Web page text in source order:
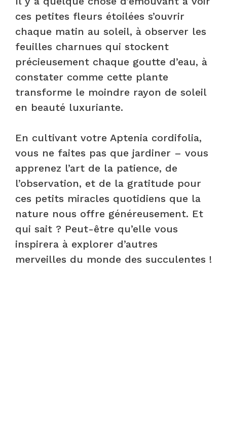
ces petites fleurs étoilées s’ouvrir
chaque matin au soleil, à observer les
feuilles charnues qui stockent
précieusement chaque goutte d’eau, à
constater comme cette plante
transforme le moindre rayon de soleil
en beauté luxuriante.
En cultivant votre Aptenia cordifolia,
vous ne faites pas que jardiner – vous
apprenez l’art de la patience, de
l’observation, et de la gratitude pour
ces petits miracles quotidiens que la
nature nous offre généreusement. Et
qui sait ? Peut-être qu’elle vous
inspirera à explorer d’autres
merveilles du monde des succulentes !